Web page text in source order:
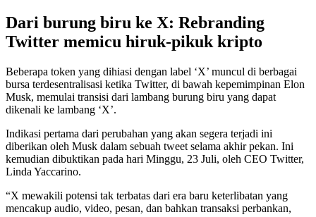
Dari burung biru ke X: Rebranding
Twitter memicu hiruk-pikuk kripto
Beberapa token yang dihiasi dengan label ‘X’ muncul di berbagai
bursa terdesentralisasi ketika Twitter, di bawah kepemimpinan Elon
Musk, memulai transisi dari lambang burung biru yang dapat
dikenali ke lambang ‘X’.
Indikasi pertama dari perubahan yang akan segera terjadi ini
diberikan oleh Musk dalam sebuah tweet selama akhir pekan. Ini
kemudian dibuktikan pada hari Minggu, 23 Juli, oleh CEO Twitter,
Linda Yaccarino.
“X mewakili potensi tak terbatas dari era baru keterlibatan yang
mencakup audio, video, pesan, dan bahkan transaksi perbankan,